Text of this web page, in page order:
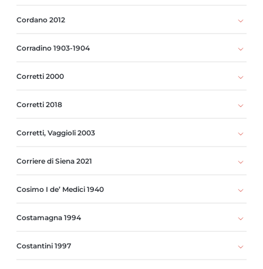
Cordano 2012
Corradino 1903-1904
Corretti 2000
Corretti 2018
Corretti, Vaggioli 2003
Corriere di Siena 2021
Cosimo I de’ Medici 1940
Costamagna 1994
Costantini 1997